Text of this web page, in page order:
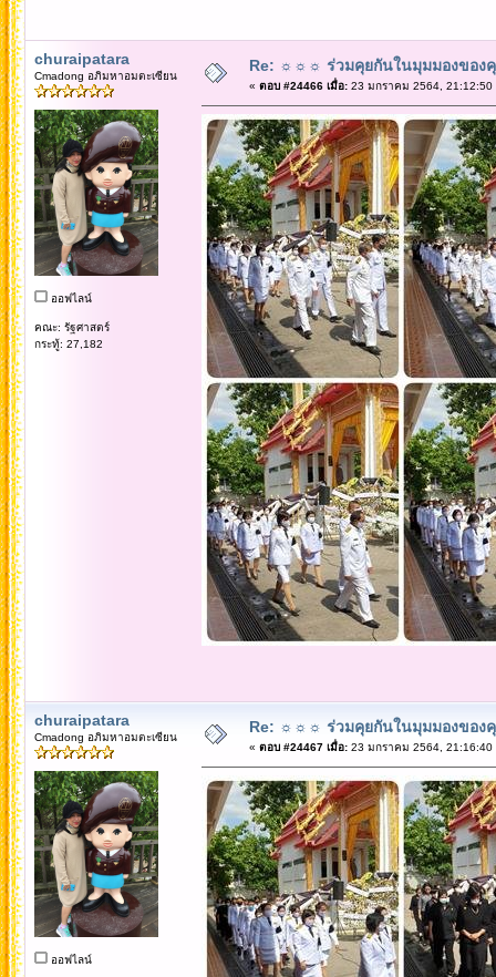
churaipatara
Cmadong อภิมหาอมตะเซียน
ออฟไลน์
คณะ: รัฐศาสตร์
กระทู้: 27,182
Re: ☼☼☼ ร่วมคุยกันในมุมมองของ
« ตอบ #24466 เมื่อ:23 มกราคม 2564, 21:12:50
churaipatara
Cmadong อภิมหาอมตะเซียน
ออฟไลน์
Re: ☼☼☼ ร่วมคุยกันในมุมมองของ
« ตอบ #24467 เมื่อ:23 มกราคม 2564, 21:16:40